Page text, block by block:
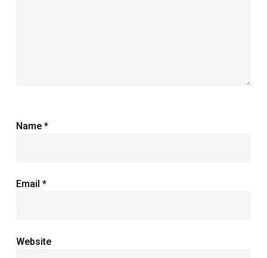
Name *
Email *
Website